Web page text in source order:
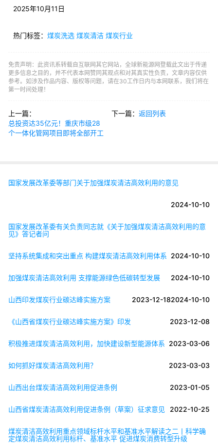
2025年10月11日
热门标签： 煤炭洗选 煤炭清洁 煤炭行业
免责声明：此资讯系转载自互联网其它网站，全球新能源网登载此文出于传递
更多信息之目的，并不代表本网赞同其观点和对其真实性负责，文章内容仅供
参考。如涉及作品内容、版权等问题，请在30工作日内与本网联系，我们将在
第一时间处理！
上一篇：
总投资达35亿元！重庆市级28
个一体化管网项目即将全部开工
下一篇： 返回列表
国家发展改革委等部门关于加强煤炭清洁高效利用的意见
2024-10-10
国家发展改革委有关负责同志就《关于加强煤炭清洁高效利用的意
见》答记者问
2024-10-10
坚持系统集成和突出重点 构建煤炭清洁高效利用体系
2024-10-10
加强煤炭清洁高效利用 支撑能源绿色低碳转型发展
2024-10-10
山西印发煤炭行业碳达峰实施方案 2023-12-18
《山西省煤炭行业碳达峰实施方案》印发 2023-12-08
积极推进煤炭清洁高效利用，加快建设新型能源体系 2023-03-06
如何抓好煤炭清洁高效利用？ 2023-03-03
山西出台煤炭清洁高效利用促进条例 2023-01-05
山西省煤炭清洁高效利用促进条例（草案）征求意见 2022-10-25
煤炭清洁高效利用重点领域标杆水平和基准水平解读之二丨科学确
定煤炭清洁高效利用标杆、基准水平 促进煤炭消费转型升级